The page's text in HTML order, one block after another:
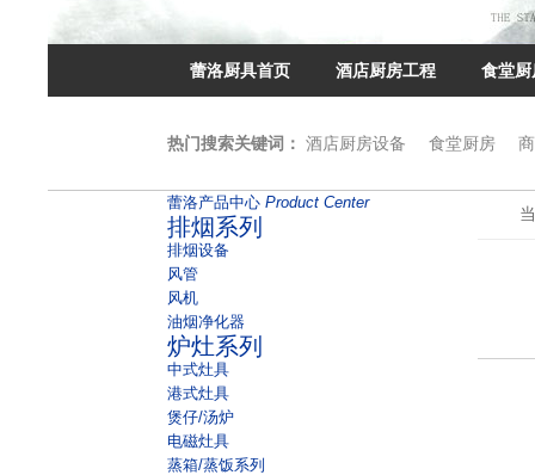
蕾洛厨具首页 酒店厨房工程 食堂
热门搜索关键词： 酒店厨房设备 食堂厨房
蕾洛产品中心 Product Center
排烟系列
排烟设备
风管
风机
油烟净化器
炉灶系列
中式灶具
港式灶具
煲仔/汤炉
电磁灶具
蒸箱/蒸饭系列